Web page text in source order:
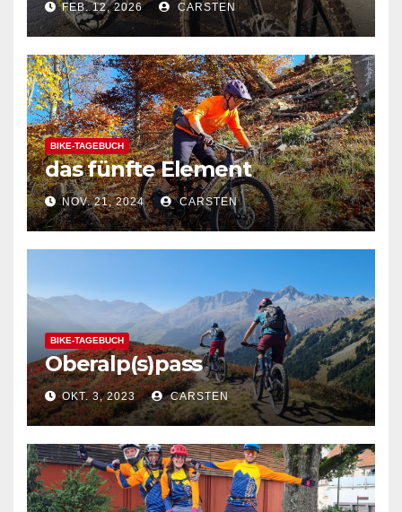
FEB. 12, 2026 CARSTEN
BIKE-TAGEBUCH
das fünfte Element
NOV. 21, 2024 CARSTEN
BIKE-TAGEBUCH
Oberalp(s)pass
OKT. 3, 2023 CARSTEN